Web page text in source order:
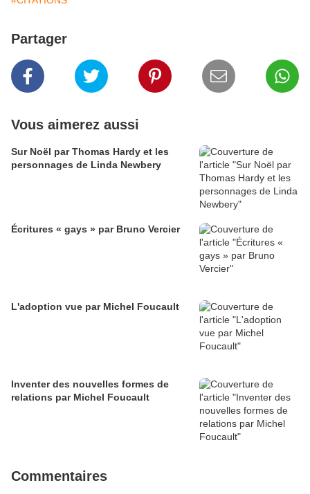
Partager
Vous aimerez aussi
Sur Noël par Thomas Hardy et les
personnages de Linda Newbery
Écritures « gays » par Bruno Vercier
L'adoption vue par Michel Foucault
Inventer des nouvelles formes de
relations par Michel Foucault
Commentaires